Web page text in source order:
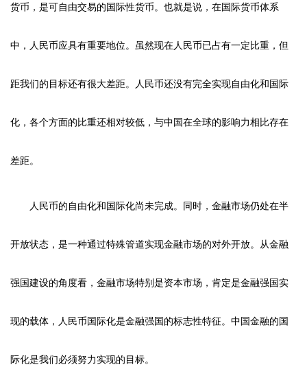
货币，是可自由交易的国际性货币。也就是说，在国际货币体系
中，人民币应具有重要地位。虽然现在人民币已占有一定比重，但
距我们的目标还有很大差距。人民币还没有完全实现自由化和国际
化，各个方面的比重还相对较低，与中国在全球的影响力相比存在
差距。
人民币的自由化和国际化尚未完成。同时，金融市场仍处在半
开放状态，是一种通过特殊管道实现金融市场的对外开放。从金融
强国建设的角度看，金融市场特别是资本市场，肯定是金融强国实
现的载体，人民币国际化是金融强国的标志性特征。中国金融的国
际化是我们必须努力实现的目标。